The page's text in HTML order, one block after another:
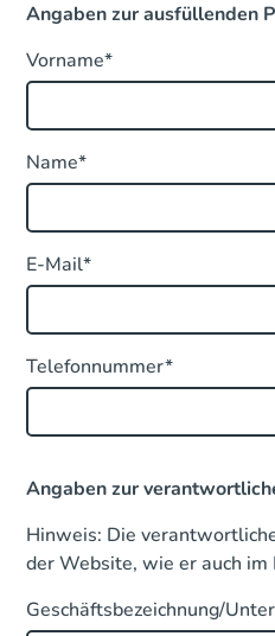
Angaben zur ausfüllenden
Vorname*
Name*
E-Mail*
Telefonnummer*
Angaben zur
Hinweis: Die
der Website, wie er auch
Geschäftsbezeichnung/